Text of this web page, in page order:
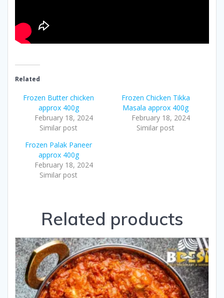
Related
Frozen Butter chicken
approx 400g
February 18, 2024
Similar post
Frozen Chicken Tikka
Masala approx 400g
February 18, 2024
Similar post
Frozen Palak Paneer
approx 400g
February 18, 2024
Similar post
Related products